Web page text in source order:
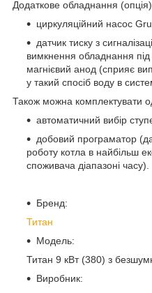
Додаткове обладнання
циркуляційний насос
датчик тиску з
вимкнення обладнання під
магнієвий анод (сприяє
у такий спосіб воду в
Також можна комплектувати
автоматичний вибір
добовий програматор
роботу котла в найбільш
споживача діапазоні часу).
Бренд:
Титан
Модель:
Титан 9 кВт (380) з
Виробник: